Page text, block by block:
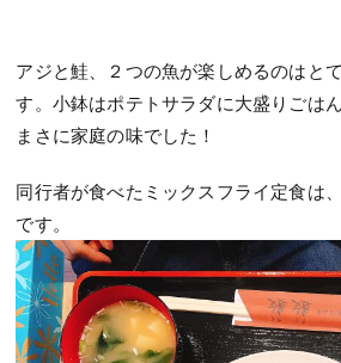
アジと鮭、２つの魚が楽しめるのはと
す。小鉢はポテトサラダに大盛りごは
まさに家庭の味でした！
同行者が食べたミックスフライ定食は
です。